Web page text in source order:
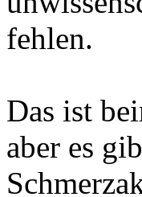
fehlen.
Das ist
aber es